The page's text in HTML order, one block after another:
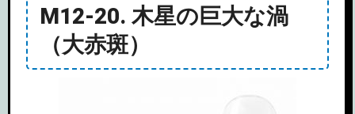
M12-20. 木星の巨大な渦
（大赤斑）